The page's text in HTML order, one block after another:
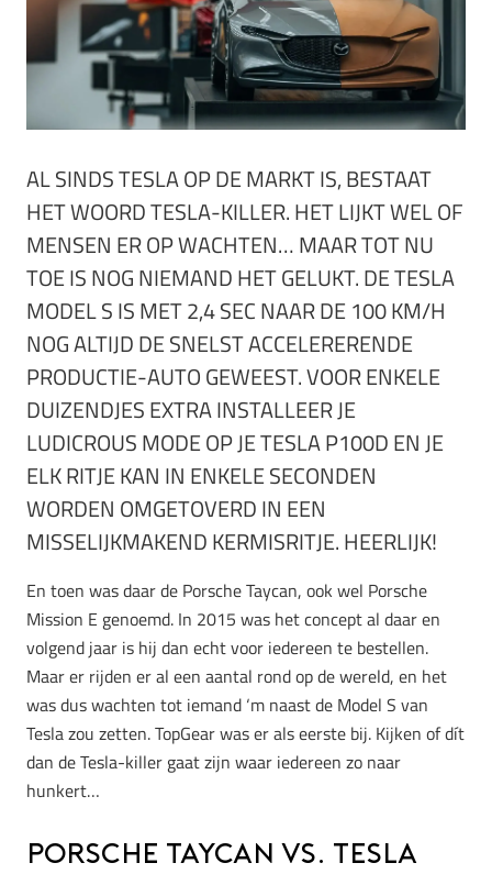
AL SINDS TESLA OP DE MARKT IS, BESTAAT
HET WOORD TESLA-KILLER. HET LIJKT WEL OF
MENSEN ER OP WACHTEN… MAAR TOT NU
TOE IS NOG NIEMAND HET GELUKT. DE TESLA
MODEL S IS MET 2,4 SEC NAAR DE 100 KM/H
NOG ALTIJD DE SNELST ACCELERERENDE
PRODUCTIE-AUTO GEWEEST. VOOR ENKELE
DUIZENDJES EXTRA INSTALLEER JE
LUDICROUS MODE OP JE TESLA P100D EN JE
ELK RITJE KAN IN ENKELE SECONDEN
WORDEN OMGETOVERD IN EEN
MISSELIJKMAKEND KERMISRITJE. HEERLIJK!
En toen was daar de Porsche Taycan, ook wel Porsche
Mission E genoemd. In 2015 was het concept al daar en
volgend jaar is hij dan echt voor iedereen te bestellen.
Maar er rijden er al een aantal rond op de wereld, en het
was dus wachten tot iemand ‘m naast de Model S van
Tesla zou zetten. TopGear was er als eerste bij. Kijken of dít
dan de Tesla-killer gaat zijn waar iedereen zo naar
hunkert…
Porsche Taycan vs. Tesla